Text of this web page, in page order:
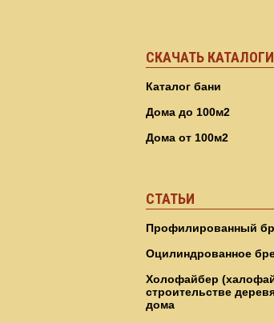
СКАЧАТЬ КАТАЛОГИ
Каталог бани
Дома до 100м2
Дома от 100м2
СТАТЬИ
Профилированный
Оцилиндрованное
Холофайбер
строительстве
дома